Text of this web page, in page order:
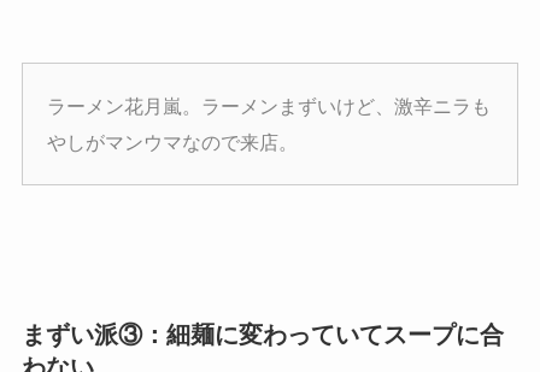
ラーメン花月嵐。ラーメンまずいけど、激辛ニラも
やしがマンウマなので来店。
まずい派③：細麺に変わっていてスープに合